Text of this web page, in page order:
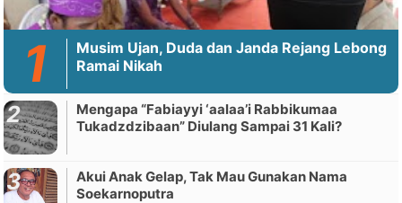
Musim Ujan, Duda dan Janda Rejang Lebong
Ramai Nikah
Mengapa “Fabiayyi ‘aalaa’i Rabbikumaa
Tukadzdzibaan” Diulang Sampai 31 Kali?
Akui Anak Gelap, Tak Mau Gunakan Nama
Soekarnoputra